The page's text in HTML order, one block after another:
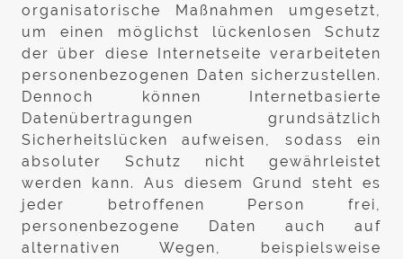
organisatorische Maßnahmen umgesetzt,
um einen möglichst lückenlosen Schutz
der über diese Internetseite verarbeiteten
personenbezogenen Daten sicherzustellen.
Dennoch können Internetbasierte
Datenübertragungen grundsätzlich
Sicherheitslücken aufweisen, sodass ein
absoluter Schutz nicht gewährleistet
werden kann. Aus diesem Grund steht es
jeder betroffenen Person frei,
personenbezogene Daten auch auf
alternativen Wegen, beispielsweise